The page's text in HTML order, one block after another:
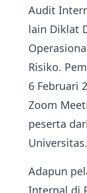
Audit
lain Diklat
Risiko.
6 Februari
Zoom
peserta
Universitas.
Adapun
Internal di